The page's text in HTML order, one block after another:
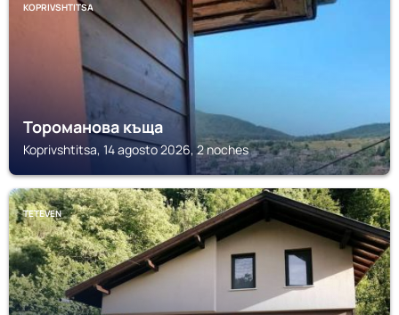
KOPRIVSHTITSA
Тороманова къща
Koprivshtitsa, 14 agosto 2026, 2 noches
TETEVEN